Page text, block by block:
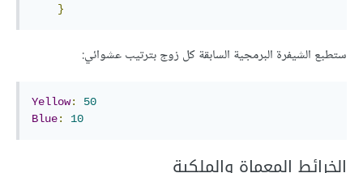
}
ستطبع الشيفرة البرمجية السابقة كل زوج بترتيب عشوائي:
Yellow:
50
Blue: 10
الخرائط المعماة والملكية